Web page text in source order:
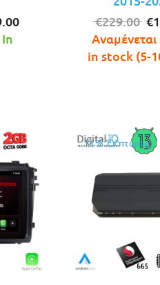
€229.00 €
in stock (5-
11% Έκπτωση